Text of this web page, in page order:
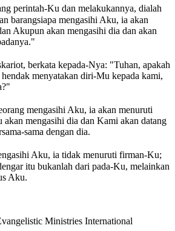
perintah-Ku dan melakukannya, dialah
barangsiapa mengasihi Aku, ia akan
Akupun akan mengasihi dia dan akan
berkata kepada-Nya: "Tuhan, apakah
menyatakan diri-Mu kepada kami,
mengasihi Aku, ia akan menuruti
mengasihi dia dan Kami akan datang
sama dengan dia.
Aku, ia tidak menuruti firman-Ku;
itu bukanlah dari pada-Ku, melainkan
Aku.
Ministries International